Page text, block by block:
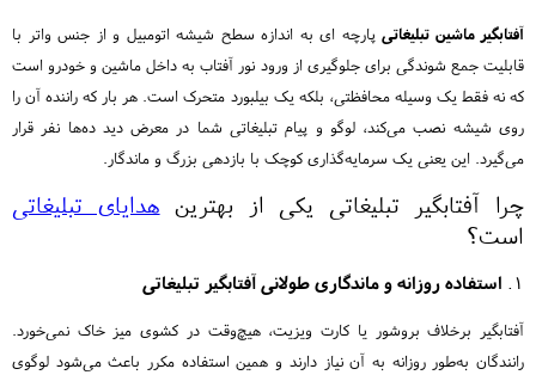
آفتابگیر ماشین تبلیغاتی پارچه ای به اندازه سطح شیشه اتومبیل و از جنس واتر با
قابلیت جمع شوندگی برای جلوگیری از ورود نور آفتاب به داخل ماشین و خودرو است
که نه فقط یک وسیله محافظتی، بلکه یک بیلبورد متحرک است. هر بار که راننده آن را
روی شیشه نصب می‌کند، لوگو و پیام تبلیغاتی شما در معرض دید ده‌ها نفر قرار
می‌گیرد. این یعنی یک سرمایه‌گذاری کوچک با بازدهی بزرگ و ماندگار.
چرا آفتابگیر تبلیغاتی یکی از بهترین هدایای تبلیغاتی
است؟
۱. استفاده روزانه و ماندگاری طولانی آفتابگیر تبلیغاتی
آفتابگیر برخلاف بروشور یا کارت ویزیت، هیچ‌وقت در کشوی میز خاک نمی‌خورد.
رانندگان به‌طور روزانه به آن نیاز دارند و همین استفاده مکرر باعث می‌شود لوگوی